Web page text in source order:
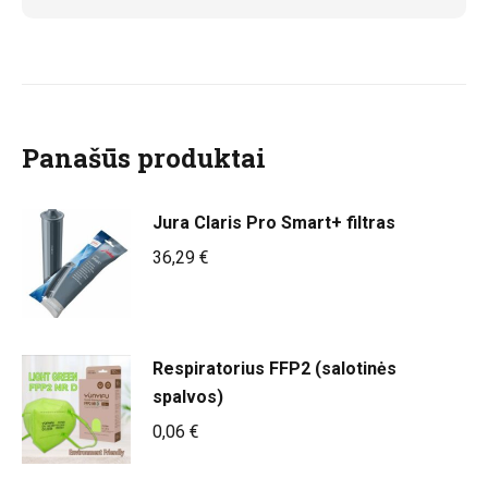
Panašūs produktai
Jura Claris Pro Smart+ filtras
36,29 €
Respiratorius FFP2 (salotinės
spalvos)
0,06 €